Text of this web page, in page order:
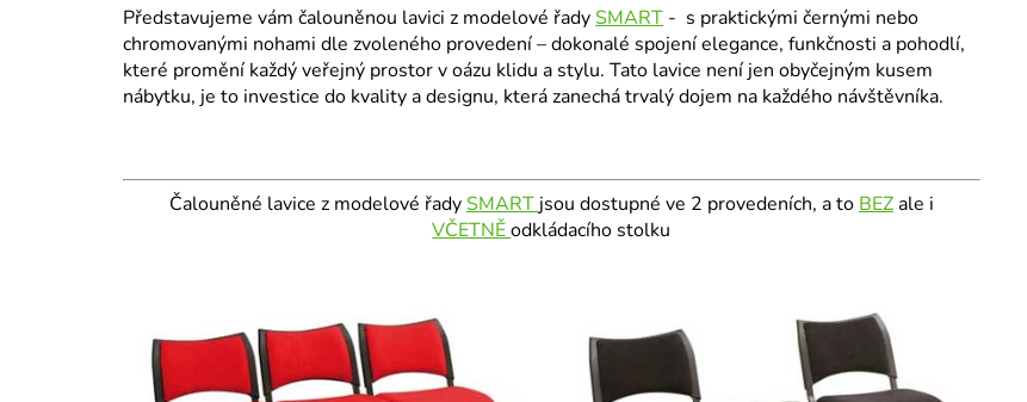
Představujeme vám čalouněnou lavici z modelové řadySMART - s praktickými černými nebo
chromovanými nohami dle zvoleného provedení – dokonalé spojení elegance, funkčnosti a pohodlí,
které promění každý veřejný prostor v oázu klidu a stylu. Tato lavice není jen obyčejným kusem
nábytku, je to investice do kvality a designu, která zanechá trvalý dojem na každého návštěvníka.
Čalouněné lavice z modelové řadySMART jsou dostupné ve 2 provedeních, a to BEZale i
VČETNĚodkládacího stolku